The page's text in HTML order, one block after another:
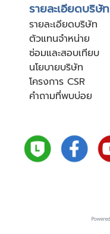
รายละเอียดบริษัท
รายละเอียดบริษัท
ตัวแทนจำหน่าย
ซ่อมและสอบเทียบ
นโยบายบริษัท
โครงการ CSR
คำถามที่พบบ่อย